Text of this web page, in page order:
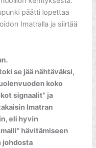
päätti lopettaa
Imatralla ja siirtää
se jää nähtäväksi,
koko
signaalit” ja
Imatran
eli hyvin
hävitämiseen
johdosta